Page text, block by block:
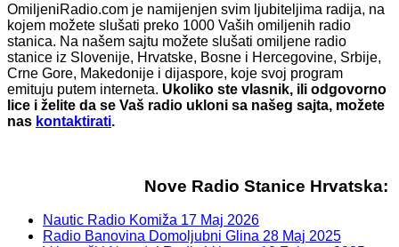
OmiljeniRadio.com je namijenjen svim ljubiteljima radija, na
kojem možete slušati preko 1000 Vaših omiljenih radio
stanica. Na našem sajtu možete slušati omiljene radio
stanice iz Slovenije, Hrvatske, Bosne i Hercegovine, Srbije,
Crne Gore, Makedonije i dijaspore, koje svoj program
emituju putem interneta. Ukoliko ste vlasnik, ili odgovorno
lice i želite da se Vaš radio ukloni sa našeg sajta, možete
nas kontaktirati.
Nove Radio Stanice Hrvatska:
Nautic Radio Komiža 17 Maj 2026
Radio Banovina Domoljubni Glina 28 Maj 2025